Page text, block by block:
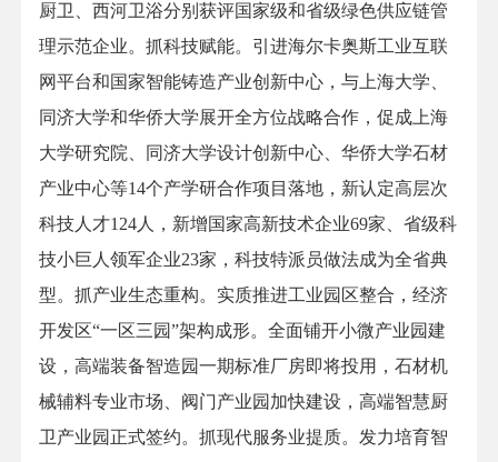
厨卫、西河卫浴分别获评国家级和省级绿色供应链管
理示范企业。抓科技赋能。引进海尔卡奥斯工业互联
网平台和国家智能铸造产业创新中心，与上海大学、
同济大学和华侨大学展开全方位战略合作，促成上海
大学研究院、同济大学设计创新中心、华侨大学石材
产业中心等14个产学研合作项目落地，新认定高层次
科技人才124人，新增国家高新技术企业69家、省级科
技小巨人领军企业23家，科技特派员做法成为全省典
型。抓产业生态重构。实质推进工业园区整合，经济
开发区“一区三园”架构成形。全面铺开小微产业园建
设，高端装备智造园一期标准厂房即将投用，石材机
械辅料专业市场、阀门产业园加快建设，高端智慧厨
卫产业园正式签约。抓现代服务业提质。发力培育智